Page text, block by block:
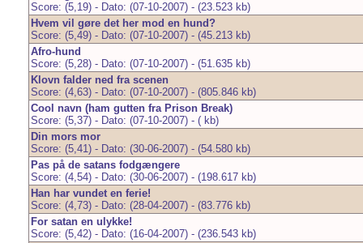
Score: (5,19) - Dato: (07-10-2007) - (23.523 kb)
Hvem vil gøre det her mod en hund?
Score: (5,49) - Dato: (07-10-2007) - (45.213 kb)
Afro-hund
Score: (5,28) - Dato: (07-10-2007) - (51.635 kb)
Klovn falder ned fra scenen
Score: (4,63) - Dato: (07-10-2007) - (805.846 kb)
Cool navn (ham gutten fra Prison Break)
Score: (5,37) - Dato: (07-10-2007) - ( kb)
Din mors mor
Score: (5,41) - Dato: (30-06-2007) - (54.580 kb)
Pas på de satans fodgængere
Score: (4,54) - Dato: (30-06-2007) - (198.617 kb)
Han har vundet en ferie!
Score: (4,73) - Dato: (28-04-2007) - (83.776 kb)
For satan en ulykke!
Score: (5,42) - Dato: (16-04-2007) - (236.543 kb)